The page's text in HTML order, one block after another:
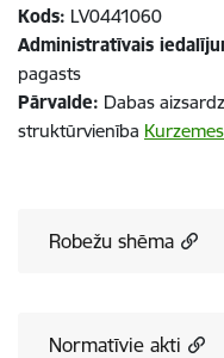
Kods: LV0441060
Administratīvais
pagasts
Pārvalde: Dabas
struktūrvienība
Robežu shēma
Normatīvie akti